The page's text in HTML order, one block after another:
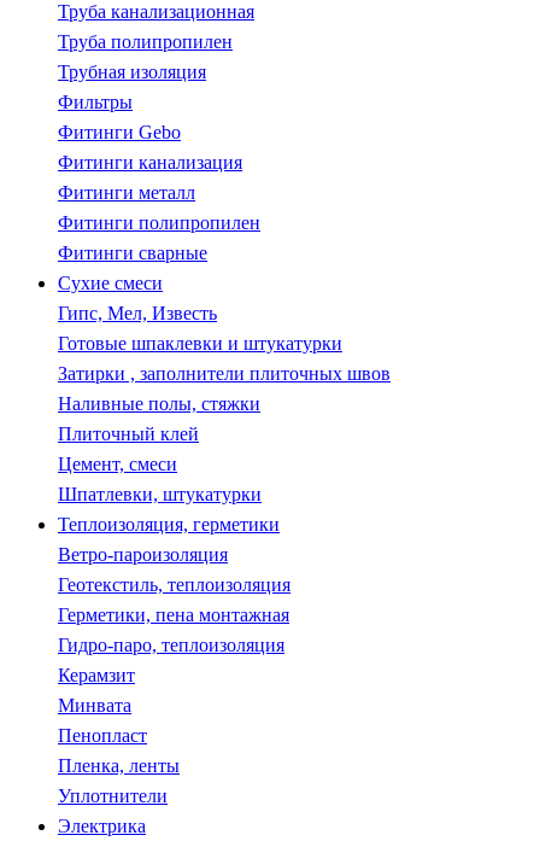
Труба канализационная
Труба полипропилен
Трубная изоляция
Фильтры
Фитинги Gebo
Фитинги канализация
Фитинги металл
Фитинги полипропилен
Фитинги сварные
Сухие смеси
Гипс, Мел, Известь
Готовые шпаклевки и штукатурки
Затирки , заполнители плиточных швов
Наливные полы, стяжки
Плиточный клей
Цемент, смеси
Шпатлевки, штукатурки
Теплоизоляция, герметики
Ветро-пароизоляция
Геотекстиль, теплоизоляция
Герметики, пена монтажная
Гидро-паро, теплоизоляция
Керамзит
Минвата
Пенопласт
Пленка, ленты
Уплотнители
Электрика